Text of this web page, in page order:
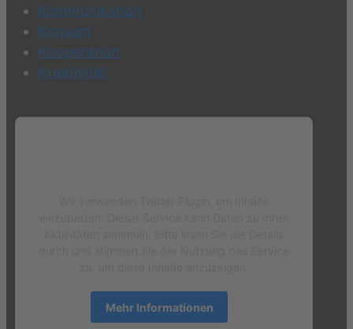
Kommunikation
Konsum
Kooperation
Kreativität
Mehr Informationen